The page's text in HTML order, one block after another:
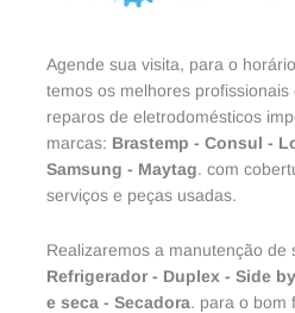
Agende sua visita, para o
temos os melhores profissionais
reparos de eletrodomésticos
marcas: Brastemp - Consul -
Samsung - Maytag. com
serviços e peças usadas.
Realizaremos a manutenção de
Refrigerador- Duplex - Side
e seca - Secadora. para o bom